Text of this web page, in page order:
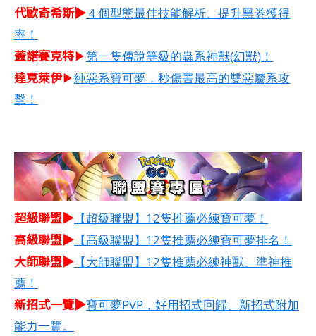
代歐奇希斯▶４個型態最佳技能解析、提升黑券獲得
率！
蓋諾賽克特▶第一隻傳說等級的蟲系神獸(幻獸)！
達克萊伊▶純惡系寶可夢，秒傷害最高的雙惡屬系攻
擊！
超級聯盟▶ 【超級聯盟】12隻推薦必練寶可夢！
高級聯盟▶ 【高級聯盟】12隻推薦必練寶可夢排名！
大師聯盟▶ 【大師聯盟】12隻推薦必練神獸、準神推
薦！
新招式一覽▶寶可夢PVP，好用招式回歸、新招式附加
能力一覽。